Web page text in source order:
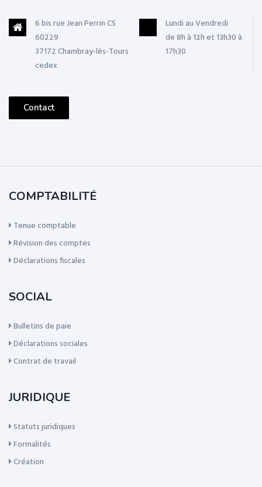
6 bis rue Jean Perrin CS
60229
37172 Chambray-lès-Tours
cedex
Lundi au Vendredi
de 8h à 12h et 13h30 à
17h30
Contact
COMPTABILITÉ
Tenue comptable
Révision des comptes
Déclarations fiscales
SOCIAL
Bulletins de paie
Déclarations sociales
Contrat de travail
JURIDIQUE
Statuts juridiques
Formalités
Création